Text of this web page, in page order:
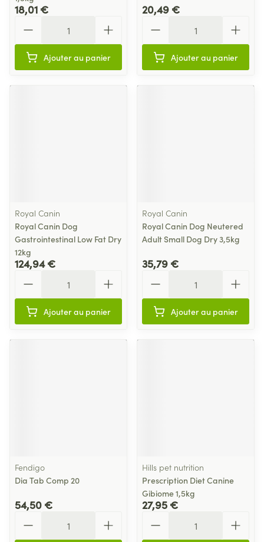
18,01 €
Ajouter au panier
20,49 €
Ajouter au panier
Royal Canin
Royal Canin Dog
Gastrointestinal Low Fat Dry
12kg
124,94 €
Ajouter au panier
Royal Canin
Royal Canin Dog Neutered
Adult Small Dog Dry 3,5kg
35,79 €
Ajouter au panier
Fendigo
Dia Tab Comp 20
54,50 €
Hills pet nutrition
Prescription Diet Canine
Gibiome 1,5kg
27,95 €